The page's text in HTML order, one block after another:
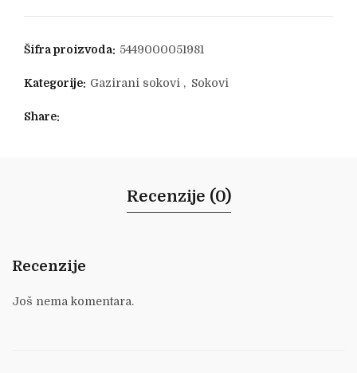
Šifra proizvoda: 5449000051981
Kategorije: Gazirani sokovi , Sokovi
Share
Recenzije (0)
Recenzije
Još nema komentara.